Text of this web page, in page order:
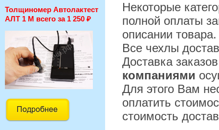
Толщиномер Автолактест
АЛТ 1 М всего за 1 250 ₽
Некоторые
полной оплаты
описании товара.
Все чехлы
Доставка
компаниями
Для этого Вам
оплатить
стоимость